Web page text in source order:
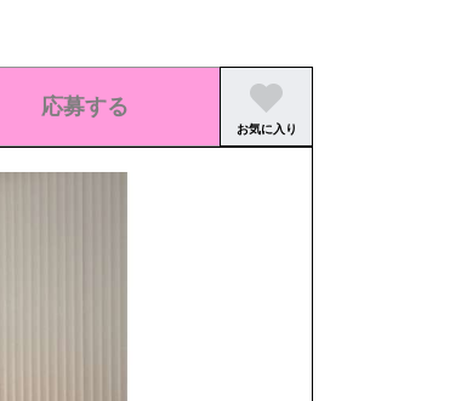
応募する
お気に入り